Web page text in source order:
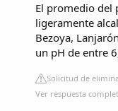
El promedio del
ligeramente
Bezoya,
un pH de entre
Solicitud de
Ver respuesta